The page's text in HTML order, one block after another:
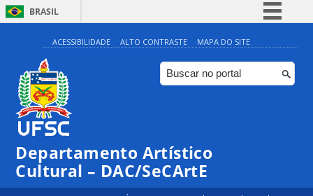
BRASIL
Simplifique!
Comunica BR
Participe
Canais
ACESSIBILIDADE ALTO CONTRASTE MAPA DO SITE
Departamento Artístico
Cultural – DAC/SeCArtE